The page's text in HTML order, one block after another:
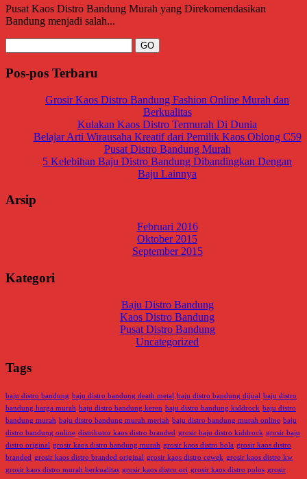
Pusat Kaos Distro Bandung Murah yang Direkomendasikan
Bandung menjadi salah...
Pos-pos Terbaru
Grosir Kaos Distro Bandung Fashion Online Murah dan
Berkualitas
Kulakan Kaos Distro Termurah Di Dunia
Belajar Arti Wirausaha Kreatif dari Pemilik Kaos Oblong C59
Pusat Distro Bandung Murah
5 Kelebihan Baju Distro Bandung Dibandingkan Dengan
Baju Lainnya
Arsip
Februari 2016
Oktober 2015
September 2015
Kategori
Baju Distro Bandung
Kaos Distro Bandung
Pusat Distro Bandung
Uncategorized
Tags
baju distro bandung baju distro bandung death metal baju distro bandung dijual baju distro
bandung harga murah baju distro bandung keren baju distro bandung kiddrock baju distro
bandung murah baju distro bandung murah meriah baju distro bandung murah online baju
distro bandung online distributor kaos distro branded grosir baju distro kiddrock grosir baju
distro original grosir kaos distro bandung murah grosir kaos distro bola grosir kaos distro
branded grosir kaos distro branded original grosir kaos distro cewek grosir kaos distro kw
grosir kaos distro murah berkualitas grosir kaos distro ori grosir kaos distro polos grosir